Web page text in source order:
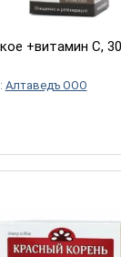
+витамин C,
Алтаведъ ООО